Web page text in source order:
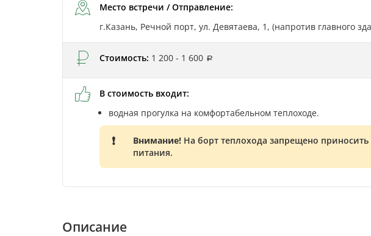
Место встречи / Отправление:
г.Казань, Речной порт, ул. Девятаева, 1, (напротив главного
Стоимость: 1 200 - 1 600
В стоимость входит:
водная прогулка на комфортабельном теплоходе.
Внимание! На борт теплохода запрещено
питания.
Описание